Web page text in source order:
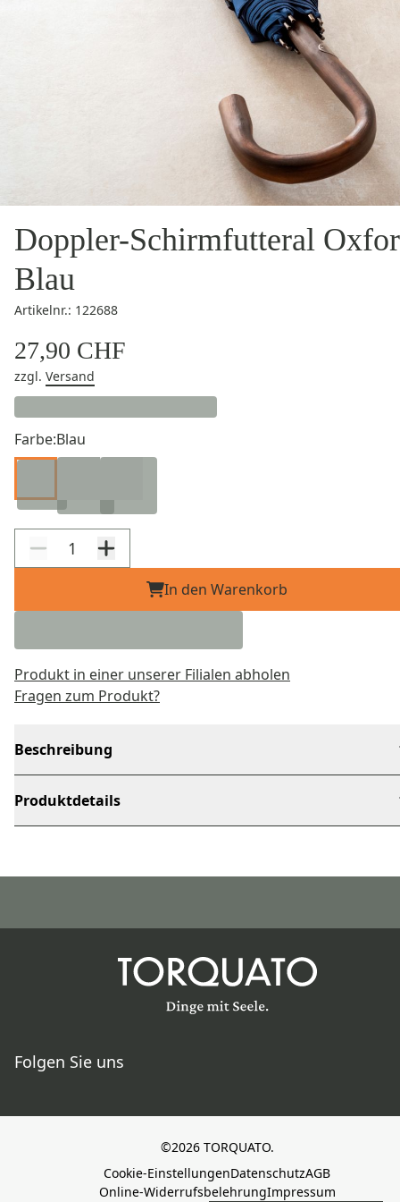
Doppler-Schirmfutteral
Blau
Artikelnr.: 122688
27,90 CHF
zzgl. Versand
Farbe:Blau
In den Warenkorb
Produkt in einer unserer Filialen abholen
Fragen zum Produkt?
Beschreibung
Produktdetails
Folgen Sie uns
©2026 TORQUATO.
Cookie-EinstellungenDatenschutzAGB
Online-WiderrufsbelehrungImpressum